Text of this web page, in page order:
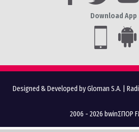
Download App
Designed & Developed by Gloman S.A.
2006 - 2026 bwinΣΠΟΡ